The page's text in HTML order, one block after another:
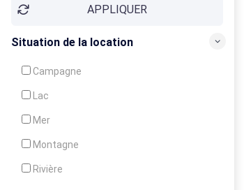
Garde d'enfants
Crèche
APPLIQUER
Situation de la location
Campagne
Lac
Mer
Montagne
Rivière